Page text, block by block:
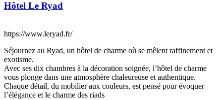
Hôtel Le Ryad
https://www.leryad.fr/
Séjournez au Ryad, un hôtel de charme où se mêlent raffinement et
exotisme.
Avec ses dix chambres à la décoration soignée, l’hôtel de charme
vous plonge dans une atmosphère chaleureuse et authentique.
Chaque détail, du mobilier aux couleurs, est pensé pour évoquer
l’élégance et le charme des riads